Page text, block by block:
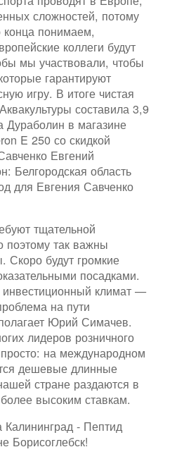
сложностей, потому
понимаем,
коллеги будут
мы участвовали, чтобы
гарантируют
игру. В итоге чистая
составила 3,9
Дураболин в магазине
E 250 со скидкой
Евгений
Белгородская область
для Евгения Савченко
тщательной
поэтому так важны
Скоро будут громкие
посадками.
климат —
на пути
Юрий Симачев.
лидеров розничного
на международном
дешевые длинные
стране раздаются в
высоким ставкам.
- Пептид
Борисоглебск!